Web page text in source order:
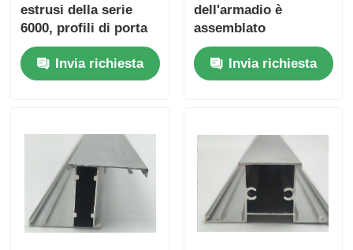
estrusi della serie
6000, profili di porta
scorrevole e
pieghevole a traccia
inferiore in lega di
Invia richiesta
dell'armadio è
assemblato
utilizzando alluminio
estruso per il telaio
della porta
Invia richiesta